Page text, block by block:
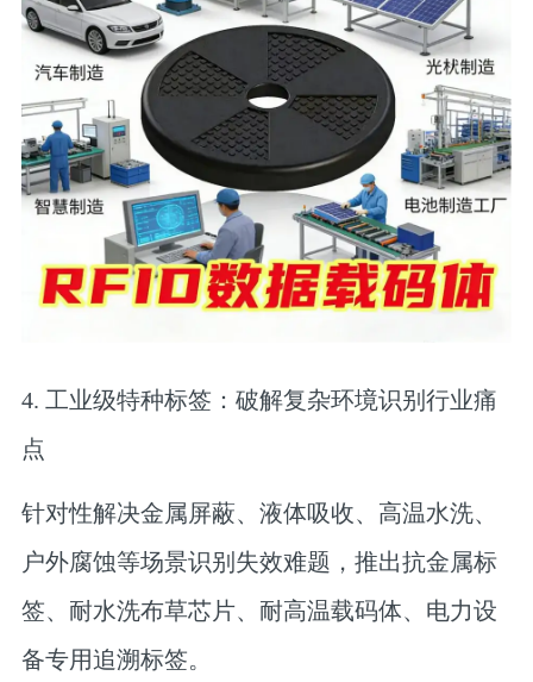
4. 工业级特种标签：破解复杂环境识别行业痛
点
针对性解决金属屏蔽、液体吸收、高温水洗、
户外腐蚀等场景识别失效难题，推出抗金属标
签、耐水洗布草芯片、耐高温载码体、电力设
备专用追溯标签。